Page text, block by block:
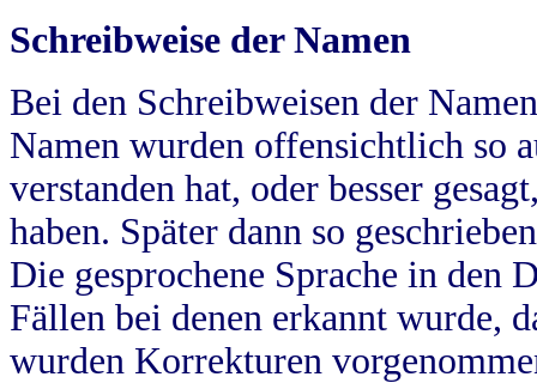
Schreibweise der Namen
Bei den Schreibweisen der
Namen wurden offensichtlich so
verstanden hat, oder besser
haben. Später dann so
Die gesprochene Sprache in
Fällen bei denen erkannt wurde,
wurden Korrekturen